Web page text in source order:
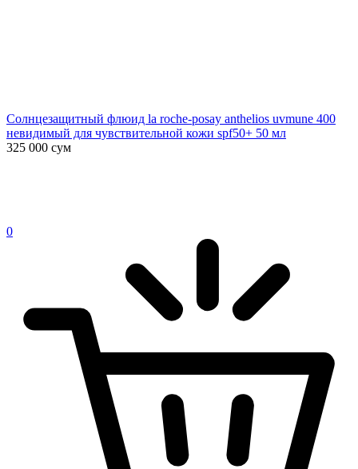
Солнцезащитный флюид la roche-posay anthelios uvmune 400
невидимый для чувствительной кожи spf50+ 50 мл
325 000 сум
0